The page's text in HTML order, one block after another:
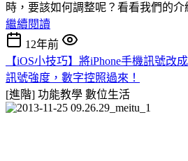
時，要該如何調整呢？看看我們的介
繼續閱讀
12年前
【iOS小技巧】將iPhone手機訊號改
訊號強度，數字控照過來！
[進階] 功能教學 數位生活